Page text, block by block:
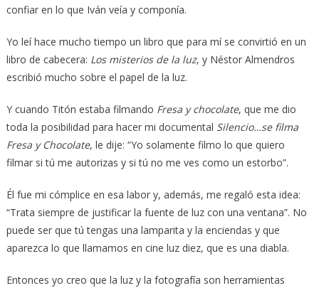
confiar en lo que Iván veía y componía.
Yo leí hace mucho tiempo un libro que para mí se convirtió en un
libro de cabecera: Los misterios de la luz, y Néstor Almendros
escribió mucho sobre el papel de la luz.
Y cuando Titón estaba filmando Fresa y chocolate, que me dio
toda la posibilidad para hacer mi documental Silencio…se filma
Fresa y Chocolate, le dije: “Yo solamente filmo lo que quiero
filmar si tú me autorizas y si tú no me ves como un estorbo”.
Él fue mi cómplice en esa labor y, además, me regaló esta idea:
“Trata siempre de justificar la fuente de luz con una ventana”. No
puede ser que tú tengas una lamparita y la enciendas y que
aparezca lo que llamamos en cine luz diez, que es una diabla.
Entonces yo creo que la luz y la fotografía son herramientas